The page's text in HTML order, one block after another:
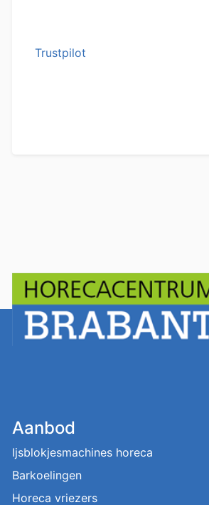
Trustpilot
Aanbod
Ijsblokjesmachines horeca
Barkoelingen
Horeca vriezers